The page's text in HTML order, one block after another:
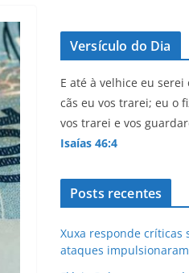
Versículo do Dia
E até à velhice eu
cãs eu vos trarei; eu o
vos trarei e vos
Isaías 46:4
Posts recentes
Xuxa responde
ataques